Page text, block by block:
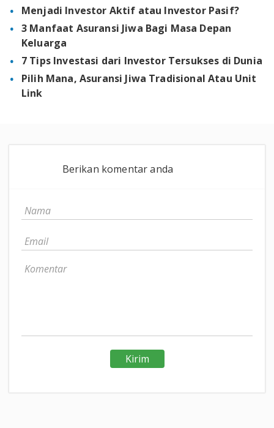
Menjadi Investor Aktif atau Investor Pasif?
3 Manfaat Asuransi Jiwa Bagi Masa Depan
Keluarga
7 Tips Investasi dari Investor Tersukses di Dunia
Pilih Mana, Asuransi Jiwa Tradisional Atau Unit
Link
Berikan komentar anda